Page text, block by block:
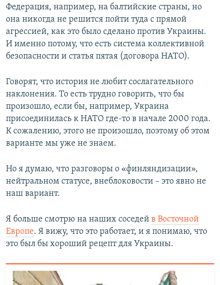
Федерация, например, на балтийские страны, но
она никогда не решится пойти туда с прямой
агрессией, как это было сделано против Украины.
И именно потому, что есть система коллективной
безопасности и статья пятая (договора НАТО).
Говорят, что история не любит сослагательного
наклонения. То есть трудно говорить, что бы
произошло, если бы, например, Украина
присоединилась к НАТО где-то в начале 2000 года.
К сожалению, этого не произошло, поэтому об этом
варианте мы уже не знаем.
Но я думаю, что разговоры о «финляндизации»,
нейтральном статусе, внеблоковости – это явно не
наш вариант.
Я больше смотрю на наших соседей в Восточной
Европе. Я вижу, что это работает, и я понимаю, что
это был бы хороший рецепт для Украины.